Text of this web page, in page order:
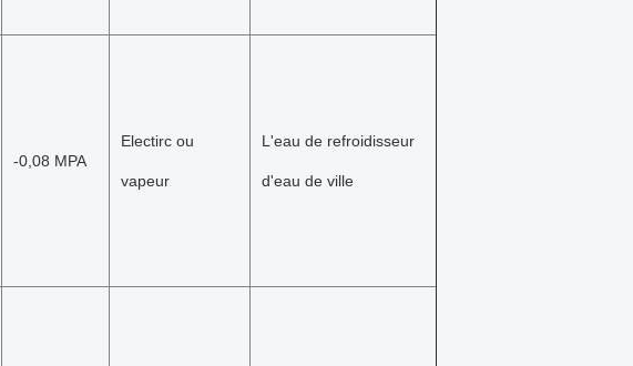
-0,08 MPA
Electirc ou
vapeur
L'eau de refroidisseur
d'eau de ville